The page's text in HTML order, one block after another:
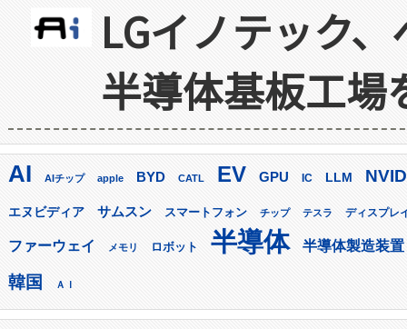
LGイノテック
半導体基板工場
AI AIチップ apple BYD CATL EV GPU IC LLM
エヌビディア サムスン スマートフォン チップ テスラ ディスプレ
ファーウェイ メモリ ロボット 半導体 半導体製造装置
韓国 ＡＩ